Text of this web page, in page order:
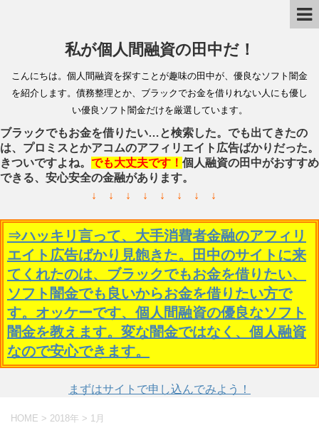
私が個人間融資の田中だ！
こんにちは。個人間融資を探すことが趣味の田中が、優良なソフト闇金
を紹介します。債務整理とか、ブラックでお金を借りれない人にも優し
い優良ソフト闇金だけを厳選しています。
ブラックでもお金を借りたい…と検索した。でも出てきたの
は、プロミスとかアコムのアフィリエイト広告ばかりだった。
きついですよね。 でも大丈夫です！ 個人融資の田中がおすすめ
できる、安心安全の金融があります。
↓ ↓ ↓ ↓ ↓ ↓ ↓ ↓
⇒ハッキリ言って、大手消費者金融のアフィリ
エイト広告ばかり見飽きた。田中のサイトに来
てくれたのは、ブラックでもお金を借りたい、
ソフト闇金でも良いからお金を借りたい方で
す。オッケーです、個人間融資の優良なソフト
闇金を教えます。変な闇金ではなく、個人融資
なので安心できます。
まずはサイトで申し込んでみよう！
HOME > 2018年 > 1月